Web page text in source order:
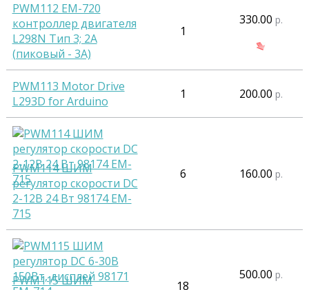
PWM112 EM-720
контроллер двигателя
L298N Тип 3; 2A
(пиковый - 3А)
1
330.00 р.
PWM113 Motor Drive
L293D for Arduino
1 200.00 р.
PWM114 ШИМ
регулятор скорости DC
2-12В 24 Вт 98174 EM-
715
6 160.00 р.
PWM115 ШИМ
18
500.00 р.